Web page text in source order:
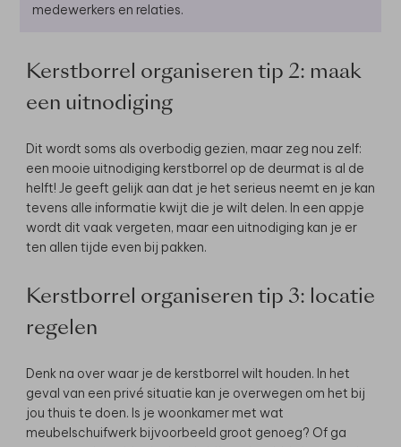
medewerkers en relaties.
Kerstborrel organiseren tip 2: maak
een uitnodiging
Dit wordt soms als overbodig gezien, maar zeg nou zelf:
een mooie uitnodiging kerstborrel op de deurmat is al de
helft! Je geeft gelijk aan dat je het serieus neemt en je kan
tevens alle informatie kwijt die je wilt delen. In een appje
wordt dit vaak vergeten, maar een uitnodiging kan je er
ten allen tijde even bij pakken.
Kerstborrel organiseren tip 3: locatie
regelen
Denk na over waar je de kerstborrel wilt houden. In het
geval van een privé situatie kan je overwegen om het bij
jou thuis te doen. Is je woonkamer met wat
meubelschuifwerk bijvoorbeeld groot genoeg? Of ga